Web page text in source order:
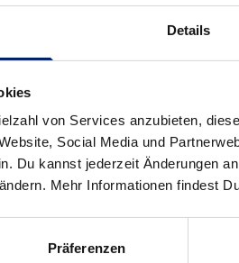
Details
von Services anzubieten,
Social Media und
Du kannst jederzeit Änderungen
Mehr Informationen findest
Präferenzen
previous
News:
Das
stets
brisante
Duell